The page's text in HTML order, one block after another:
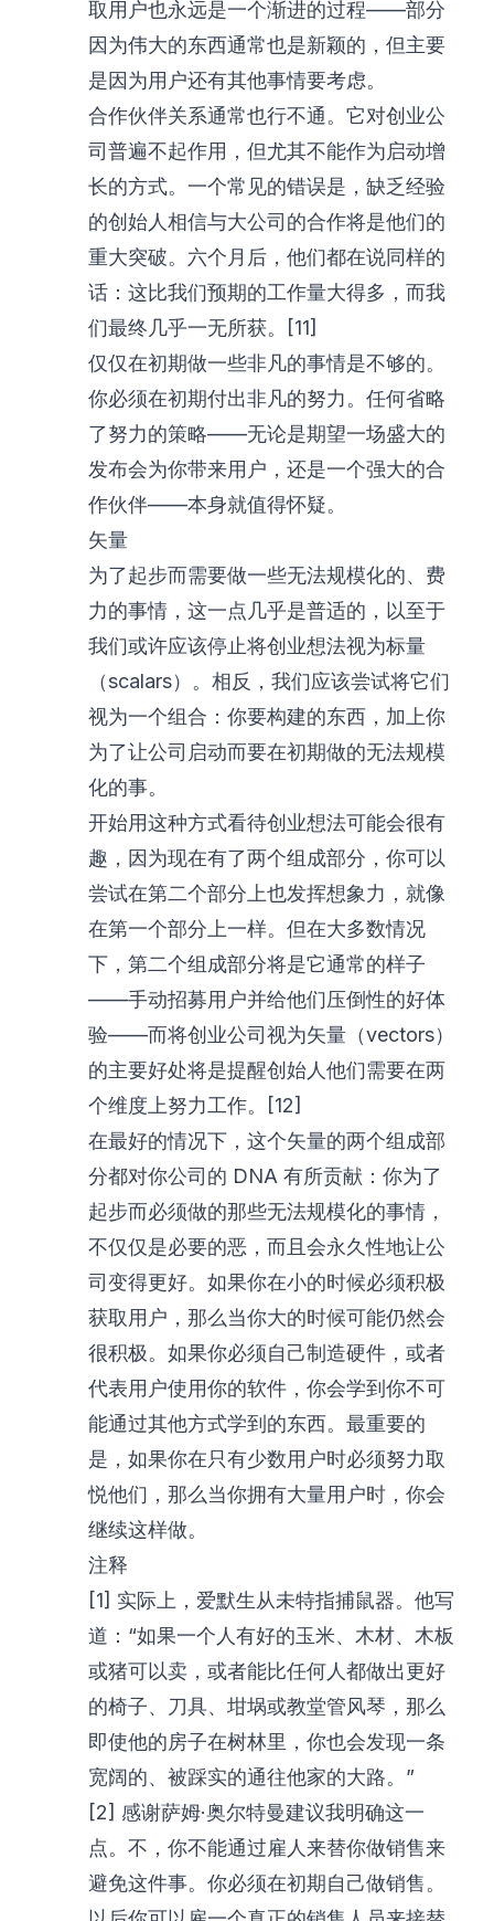
取用户也永远是一个渐进的过程——部分
因为伟大的东西通常也是新颖的，但主要
是因为用户还有其他事情要考虑。
合作伙伴关系通常也行不通。它对创业公
司普遍不起作用，但尤其不能作为启动增
长的方式。一个常见的错误是，缺乏经验
的创始人相信与大公司的合作将是他们的
重大突破。六个月后，他们都在说同样的
话：这比我们预期的工作量大得多，而我
们最终几乎一无所获。[11]
仅仅在初期做一些非凡的事情是不够的。
你必须在初期付出非凡的努力。任何省略
了努力的策略——无论是期望一场盛大的
发布会为你带来用户，还是一个强大的合
作伙伴——本身就值得怀疑。
矢量
为了起步而需要做一些无法规模化的、费
力的事情，这一点几乎是普适的，以至于
我们或许应该停止将创业想法视为标量
（scalars）。相反，我们应该尝试将它们
视为一个组合：你要构建的东西，加上你
为了让公司启动而要在初期做的无法规模
化的事。
开始用这种方式看待创业想法可能会很有
趣，因为现在有了两个组成部分，你可以
尝试在第二个部分上也发挥想象力，就像
在第一个部分上一样。但在大多数情况
下，第二个组成部分将是它通常的样子
——手动招募用户并给他们压倒性的好体
验——而将创业公司视为矢量（vectors）
的主要好处将是提醒创始人他们需要在两
个维度上努力工作。[12]
在最好的情况下，这个矢量的两个组成部
分都对你公司的 DNA 有所贡献：你为了
起步而必须做的那些无法规模化的事情，
不仅仅是必要的恶，而且会永久性地让公
司变得更好。如果你在小的时候必须积极
获取用户，那么当你大的时候可能仍然会
很积极。如果你必须自己制造硬件，或者
代表用户使用你的软件，你会学到你不可
能通过其他方式学到的东西。最重要的
是，如果你在只有少数用户时必须努力取
悦他们，那么当你拥有大量用户时，你会
继续这样做。
注释
[1] 实际上，爱默生从未特指捕鼠器。他写
道：“如果一个人有好的玉米、木材、木板
或猪可以卖，或者能比任何人都做出更好
的椅子、刀具、坩埚或教堂管风琴，那么
即使他的房子在树林里，你也会发现一条
宽阔的、被踩实的通往他家的大路。”
[2] 感谢萨姆·奥尔特曼建议我明确这一
点。不，你不能通过雇人来替你做销售来
避免这件事。你必须在初期自己做销售。